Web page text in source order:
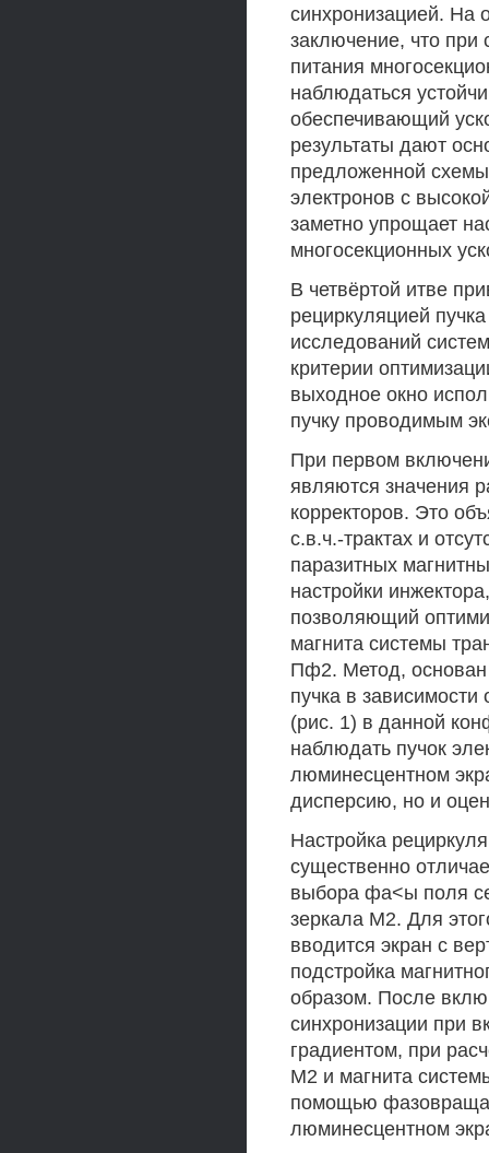
синхронизацией. На
заключение, что при
питания
наблюдаться
обеспечивающий
результаты дают
предложенной
электронов с
заметно упрощает
многосекционных
В четвёртой итве
рециркуляцией
исследований
критерии
выходное окно
пучку проводимым
При первом
являются значения
корректоров. Это
с.в.ч.-трактах и
паразитных
настройки
позволяющий
магнита системы
Пф2. Метод, основан
пучка в
(рис. 1) в данной
наблюдать пучок
люминесцентном
дисперсию, но и
Настройка
существенно
выбора фа<ы поля
зеркала М2. Для
вводится экран с
подстройка
образом. После
синхронизации при
градиентом, при
М2 и магнита
помощью
люминесцентном